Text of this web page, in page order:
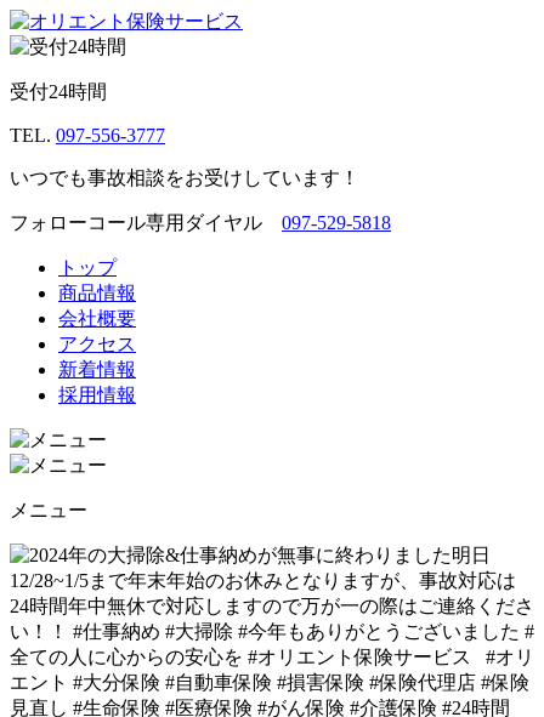
受付24時間
TEL. 097-556-3777
いつでも事故相談をお受けしています！
フォローコール専用ダイヤル 097-529-5818
トップ
商品情報
会社概要
アクセス
新着情報
採用情報
メニュー